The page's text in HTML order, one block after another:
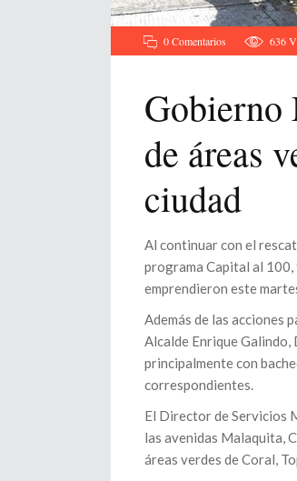
0 Comentarios 636
Gobierno
de áreas
ciudad
Al continuar con el
programa Capital al
emprendieron este
Además de las acciones
Alcalde Enrique
principalmente con
correspondientes.
El Director de Servicios
las avenidas Malaquita,
áreas verdes de Coral,